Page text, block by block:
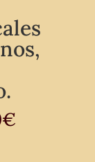
€